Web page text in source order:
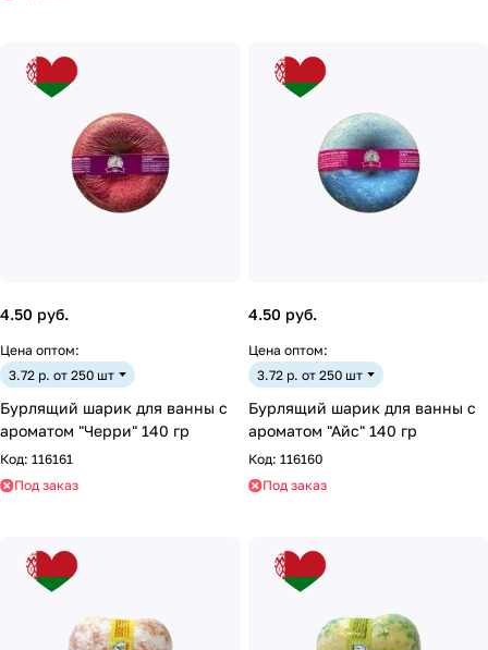
4.50 руб.
Цена оптом:
3.72 р. от 250 шт
Бурлящий шарик для ванны с
ароматом "Черри" 140 гр
Код: 116161
Под заказ
4.50 руб.
Цена оптом:
3.72 р. от 250 шт
Бурлящий шарик для ванны с
ароматом "Айс" 140 гр
Код: 116160
Под заказ